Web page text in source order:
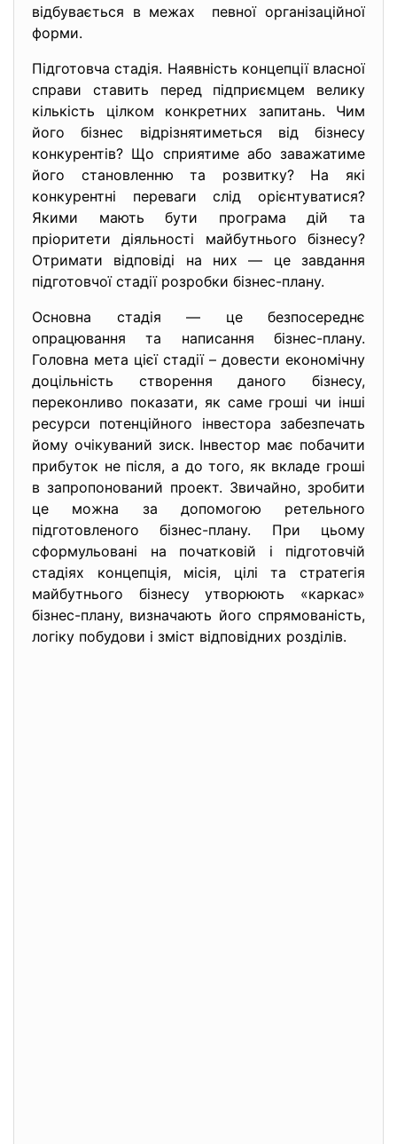
відбувається в межах певної організаційної
форми.
Підготовча стадія. Наявність концепції власної
справи ставить перед підприємцем велику
кількість цілком конкретних запитань. Чим
його бізнес відрізнятиметься від бізнесу
конкурентів? Що сприятиме або заважатиме
його становленню та розвитку? На які
конкурентні переваги слід орієнтуватися?
Якими мають бути програма дій та
пріоритети діяльності майбутнього бізнесу?
Отримати відповіді на них — це завдання
підготовчої стадії розробки бізнес-плану.
Основна стадія — це безпосереднє
опрацювання та написання бізнес-плану.
Головна мета цієї стадії – довести економічну
доцільність створення даного бізнесу,
переконливо показати, як саме гроші чи інші
ресурси потенційного інвестора забезпечать
йому очікуваний зиск. Інвестор має побачити
прибуток не після, а до того, як вкладе гроші
в запропонований проект. Звичайно, зробити
це можна за допомогою ретельного
підготовленого бізнес-плану. При цьому
сформульовані на початковій і підготовчій
стадіях концепція, місія, цілі та стратегія
майбутнього бізнесу утворюють «каркас»
бізнес-плану, визначають його спрямованість,
логіку побудови і зміст відповідних розділів.